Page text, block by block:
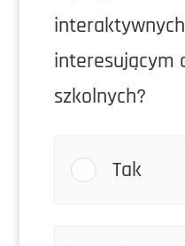
interesującym
szkolnych?
Tak